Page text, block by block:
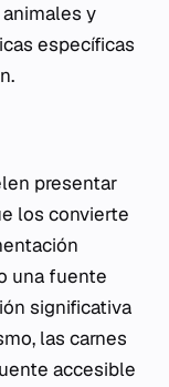
y
específicas
presentar
los convierte
una fuente
significativa
las carnes
accesible